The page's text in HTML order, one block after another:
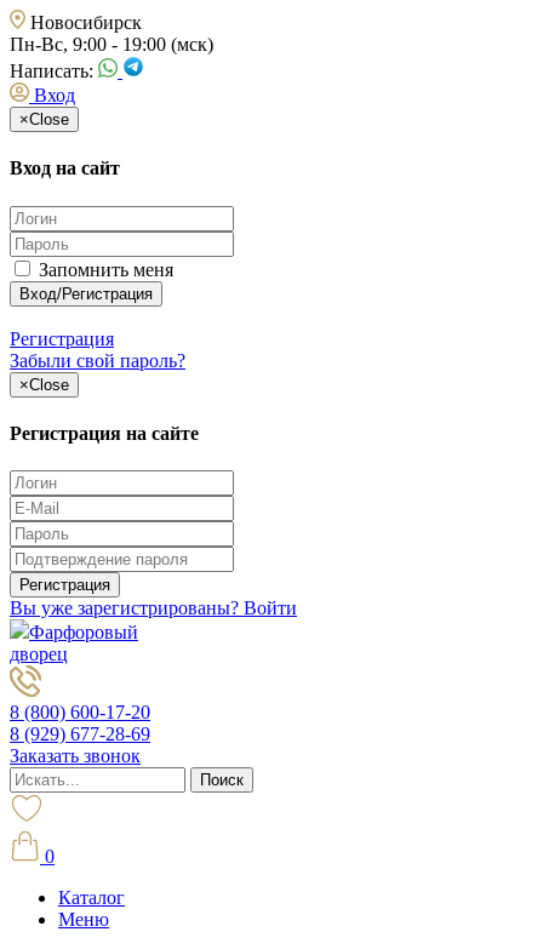
Новосибирск
Пн-Вс, 9:00 - 19:00 (мск)
Написать:
Вход
×Close
Вход на сайт
Запомнить меня
Регистрация
Забыли свой пароль?
×Close
Регистрация на сайте
Вы уже зарегистрированы? Войти
Фарфоровый
дворец
8 (800) 600-17-20
8 (929) 677-28-69
Заказать звонок
0
Каталог
Меню